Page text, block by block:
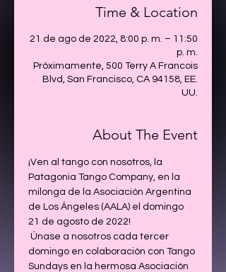
Time & Location
21 de ago de 2022, 8:00 p. m. – 11:50
p. m.
Próximamente, 500 Terry A Francois
Blvd, San Francisco, CA 94158, EE.
UU.
About The Event
¡Ven al tango con nosotros, la
Patagonia Tango Company, en la
milonga de la Asociación Argentina
de Los Ángeles (AALA) el domingo
21 de agosto de 2022!
domingo en colaboración con Tango
Sundays en la hermosa Asociación